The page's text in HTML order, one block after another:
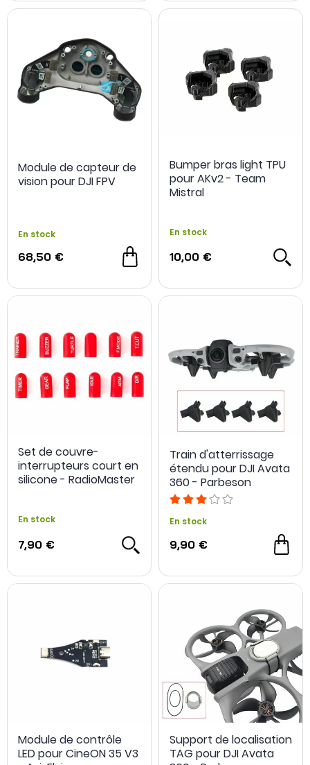
Module de capteur de
vision pour DJI FPV
En stock
68,50 €
Bumper bras light TPU
pour AKv2 - Team
Mistral
En stock
10,00 €
Set de couvre-
interrupteurs court en
silicone - RadioMaster
En stock
7,90 €
Train d'atterrissage
étendu pour DJI Avata
360 - Parbeson
En stock
9,90 €
Module de contrôle
LED pour CineON 35 V3
Support de localisation
TAG pour DJI Avata